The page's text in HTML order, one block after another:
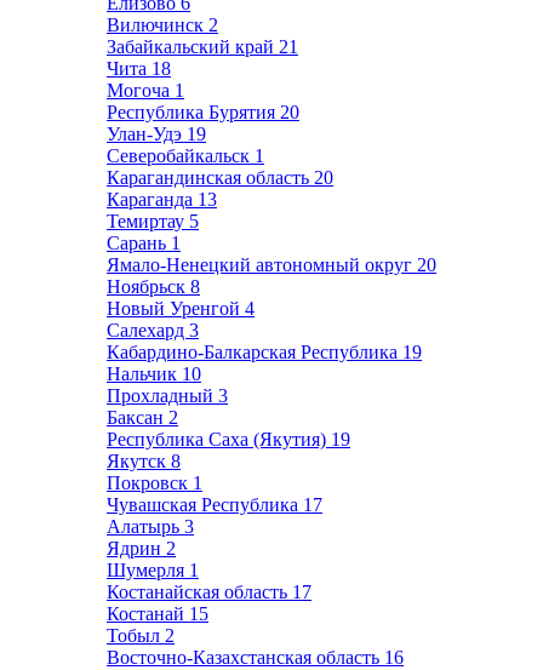
Вилючинск 2
Забайкальский край 21
Чита 18
Могоча 1
Республика Бурятия 20
Улан-Удэ 19
Северобайкальск 1
Карагандинская область 20
Караганда 13
Темиртау 5
Сарань 1
Ямало-Ненецкий автономный округ 20
Ноябрьск 8
Новый Уренгой 4
Салехард 3
Кабардино-Балкарская Республика 19
Нальчик 10
Прохладный 3
Баксан 2
Республика Саха (Якутия) 19
Якутск 8
Покровск 1
Чувашская Республика 17
Алатырь 3
Ядрин 2
Шумерля 1
Костанайская область 17
Костанай 15
Тобыл 2
Восточно-Казахстанская область 16